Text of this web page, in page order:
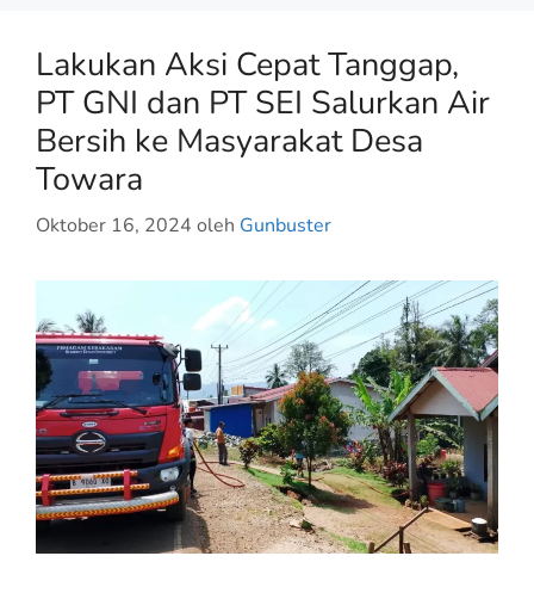
Lakukan Aksi Cepat Tanggap,
PT GNI dan PT SEI Salurkan Air
Bersih ke Masyarakat Desa
Towara
Oktober 16, 2024 oleh Gunbuster